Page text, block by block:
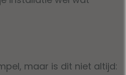
maar is dit niet altijd: